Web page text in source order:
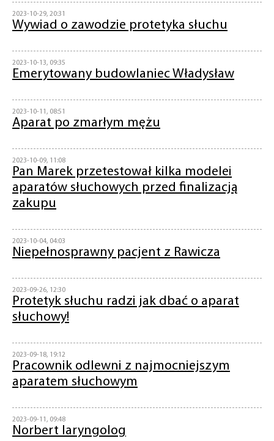
2023-10-29, 20:31
Wywiad o zawodzie protetyka słuchu
2023-10-13, 09:35
Emerytowany budowlaniec Władysław
2023-10-11, 08:51
Aparat po zmarłym mężu
2023-10-09, 11:08
Pan Marek przetestował kilka modelei
aparatów słuchowych przed finalizacją
zakupu
2023-10-04, 04:03
Niepełnosprawny pacjent z Rawicza
2023-09-26, 12:30
Protetyk słuchu radzi jak dbać o aparat
słuchowy!
2023-09-18, 19:12
Pracownik odlewni z najmocniejszym
aparatem słuchowym
2023-09-11, 09:48
Norbert laryngolog